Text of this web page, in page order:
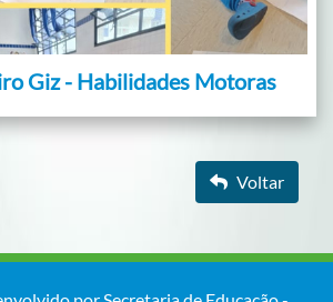
Giz - Habilidades Motoras
Voltar